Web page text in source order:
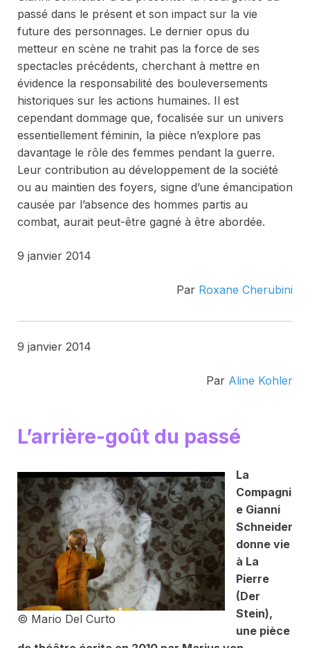
passé dans le présent et son impact sur la vie
future des personnages. Le dernier opus du
metteur en scène ne trahit pas la force de ses
spectacles précédents, cherchant à mettre en
évidence la responsabilité des bouleversements
historiques sur les actions humaines. Il est
cependant dommage que, focalisée sur un univers
essentiellement féminin, la pièce n’explore pas
davantage le rôle des femmes pendant la guerre.
Leur contribution au développement de la société
ou au maintien des foyers, signe d’une émancipation
causée par l’absence des hommes partis au
combat, aurait peut-être gagné à être abordée.
9 janvier 2014
Par Roxane Cherubini
9 janvier 2014
Par Aline Kohler
L’arrière-goût du passé
© Mario Del Curto
La
Compagni
e Gianni
Schneider
donne vie
à La
Pierre
(Der
Stein),
une pièce